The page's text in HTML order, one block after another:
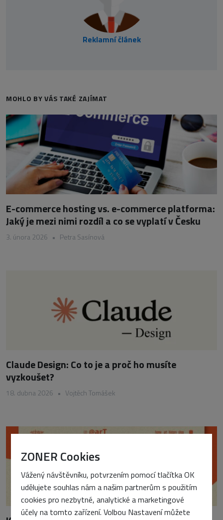
ZONER Cookies
Vážený návštěvníku, potvrzením pomocí tlačítka OK
udělujete souhlas nám a našim partnerům s použitím
cookies pro nezbytné, analytické a marketingové
účely na tomto zařízení. Volbou Nastavení můžete
Reklamní článek
MOHLO BY VÁS TAKÉ ZAJÍMAT
E-commerce hosting vs. e-commerce platforma:
Jaký je mezi nimi rozdíl a co se vyplatí v Česku
3. února 2026 • Petra Sasínová
Claude Design: Co to je a proč ho musíte
vyzkoušet?
18. dubna 2026 • Vojtěch Tomášek